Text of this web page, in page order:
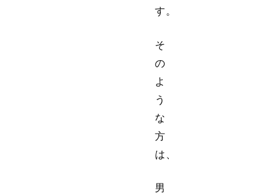
す。
そ
の
よ
う
な
方
は、
男